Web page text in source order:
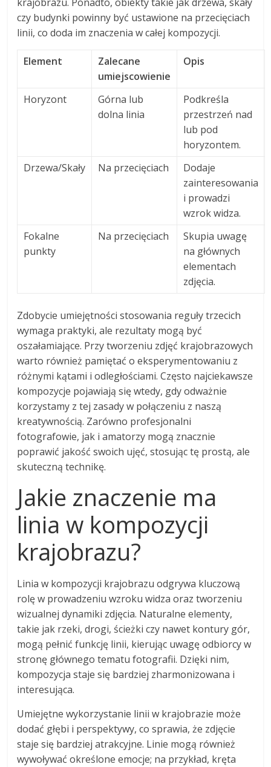
czy budynki powinny być ustawione na przecięciach
linii, co doda im znaczenia w całej kompozycji.
Element
Zalecane
umiejscowienie
Opis
Horyzont
Górna lub
dolna linia
Podkreśla
przestrzeń nad
lub pod
horyzontem.
Drzewa/Skały
Na przecięciach
Dodaje
zainteresowania
i prowadzi
wzrok widza.
Fokalne
punkty
Na przecięciach
Skupia uwagę
na głównych
elementach
zdjęcia.
Zdobycie umiejętności stosowania reguły trzecich
wymaga praktyki, ale rezultaty mogą być
oszałamiające. Przy tworzeniu zdjęć krajobrazowych
warto również pamiętać o eksperymentowaniu z
różnymi kątami i odległościami. Często najciekawsze
kompozycje pojawiają się wtedy, gdy odważnie
korzystamy z tej zasady w połączeniu z naszą
kreatywnością. Zarówno profesjonalni
fotografowie, jak i amatorzy mogą znacznie
poprawić jakość swoich ujęć, stosując tę prostą, ale
skuteczną technikę.
Jakie znaczenie ma
linia w kompozycji
krajobrazu?
Linia w kompozycji krajobrazu odgrywa kluczową
rolę w prowadzeniu wzroku widza oraz tworzeniu
wizualnej dynamiki zdjęcia. Naturalne elementy,
takie jak rzeki, drogi, ścieżki czy nawet kontury gór,
mogą pełnić funkcję linii, kierując uwagę odbiorcy w
stronę głównego tematu fotografii. Dzięki nim,
kompozycja staje się bardziej zharmonizowana i
interesująca.
Umiejętne wykorzystanie linii w krajobrazie może
dodać głębi i perspektywy, co sprawia, że zdjęcie
staje się bardziej atrakcyjne. Linie mogą również
wywoływać określone emocje; na przykład, kręta